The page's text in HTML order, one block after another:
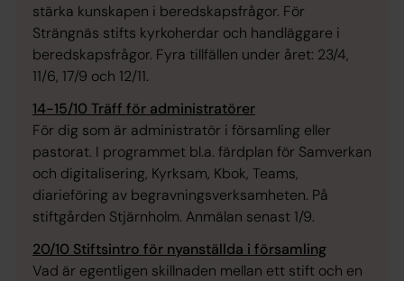
stärka kunskapen i beredskapsfrågor. För
Strängnäs stifts kyrkoherdar och handläggare i
beredskapsfrågor. Fyra tillfällen under året: 23/4,
11/6, 17/9 och 12/11.
14-15/10 Träff för administratörer
För dig som är administratör i församling eller
pastorat. I programmet bl.a. färdplan för Samverkan
och digitalisering, Kyrksam, Kbok, Teams,
diarieföring av begravningsverksamheten. På
stiftgården Stjärnholm. Anmälan senast 1/9.
20/10 Stiftsintro för nyanställda i församling
Vad är egentligen skillnaden mellan ett stift och en